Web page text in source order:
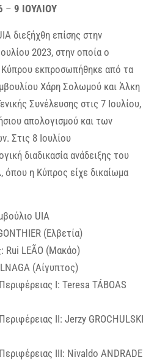
– 9 ΙΟΥΛΙΟΥ
διεξήχθη επίσης στην
2023, στην οποία ο
εκπροσωπήθηκε από τα
Χάρη Σολωμού και Άλκη
Συνέλευσης στις 7 Ιουλίου,
απολογισμού και των
Στις 8 Ιουλίου
διαδικασία ανάδειξης του
όπου η Κύπρος είχε δικαίωμα
UIA
(Ελβετία)
Rui LEÃO (Μακάο)
(Αίγυπτος)
Ι: Teresa TÁBOAS
ΙΙ: Jerzy GROCHULSKI
ΙΙΙ: Nivaldo ANDRADE